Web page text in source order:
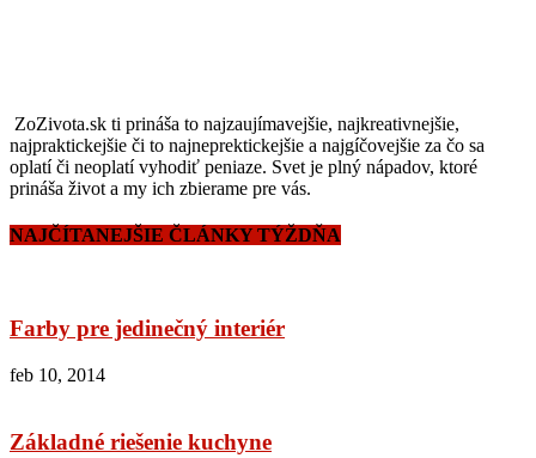
ZoZivota.sk ti prináša to najzaujímavejšie, najkreativnejšie,
najpraktickejšie či to najneprektickejšie a najgíčovejšie za čo sa
oplatí či neoplatí vyhodiť peniaze. Svet je plný nápadov, ktoré
prináša život a my ich zbierame pre vás.
NAJČÍTANEJŠIE ČLÁNKY TÝŽDŇA
Farby pre jedinečný interiér
feb 10, 2014
Základné riešenie kuchyne